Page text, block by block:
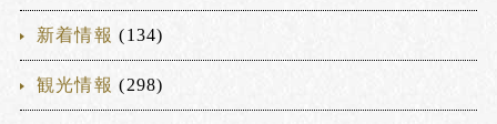
新着情報 (134)
観光情報 (298)